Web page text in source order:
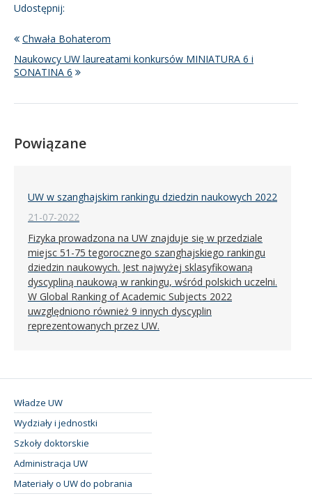
Udostępnij:
Chwała Bohaterom
Naukowcy UW laureatami konkursów MINIATURA 6 i
SONATINA 6
Powiązane
UW w szanghajskim rankingu dziedzin naukowych 2022
21-07-2022
Fizyka prowadzona na UW znajduje się w przedziale
miejsc 51-75 tegorocznego szanghajskiego rankingu
dziedzin naukowych. Jest najwyżej sklasyfikowaną
dyscypliną naukową w rankingu, wśród polskich uczelni.
W Global Ranking of Academic Subjects 2022
uwzględniono również 9 innych dyscyplin
reprezentowanych przez UW.
Władze UW
Wydziały i jednostki
Szkoły doktorskie
Administracja UW
Materiały o UW do pobrania